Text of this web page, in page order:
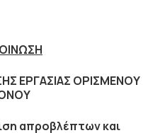
ΕΡΓΑΣΙΑΣ ΟΡΙΣΜΕΝΟΥ
απροβλέπτων και